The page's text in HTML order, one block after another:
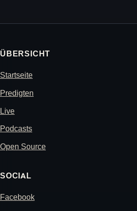
ÜBERSICHT
Startseite
Predigten
Live
Podcasts
Open Source
SOCIAL
Facebook